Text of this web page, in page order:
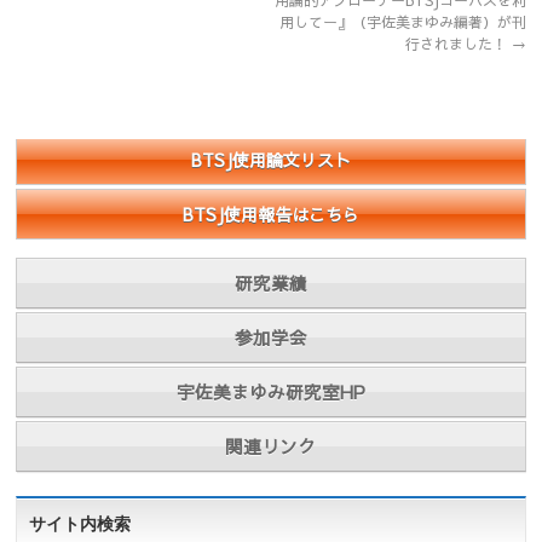
用してー』（宇佐美まゆみ編著）が刊
行されました！ →
BTSJ使用論文リスト
BTSJ使用報告はこちら
研究業績
参加学会
宇佐美まゆみ研究室HP
関連リンク
サイト内検索